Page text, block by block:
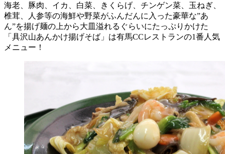
海老、豚肉、イカ、白菜、きくらげ、チンゲン菜、玉ねぎ、
椎茸、人参等の海鮮や野菜がふんだんに入った豪華な”あ
ん”を揚げ麺の上から大皿溢れるぐらいにたっぷりかけた
「具沢山あんかけ揚げそば」は有馬CCレストランの1番人気
メニュー！